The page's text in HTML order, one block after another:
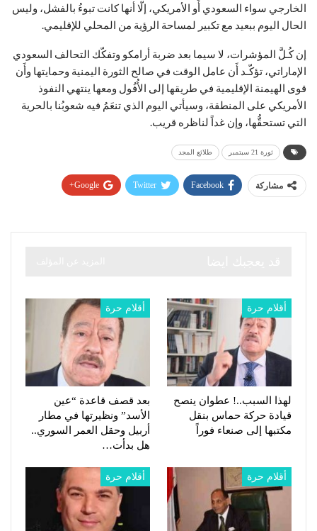
الخارجي سواء السعودي أَو الأمريكي، إلّا أنها كانت تبوءُ بالفشل، وليس
الحال اليوم ببعيد مع تكبير لمساحة الرؤية من المحلي للإقليمي.
إن كُـلَّ المؤشرات، لا سيما بعد ضربة أرامكو وتفكّك التحالف السعودي
الإماراتي، تؤكّـد أَن عامل الوقت في صالح الثورة اليمنية وحمايتها وأَن
قوى الهيمنة الإقليمية في طريقها إلى الأُفُول ومعها ينتهي النفوذ
الأمريكي على المنطقة، وسيأتي اليوم الذي تنعَمُ فيه شعوبُنا بالحرية
التي تستحقُّها، وإن غداً لناظره قريب.
ثورة 21 سبتمبر طلائع المجد
مشاركة Facebook
Twitter
Google+
أقلام حرة
لهذا السبب..! عطوان ينصح
قيادة حركة حماس بنقل
مكتبها إلى صنعاء فوراً
أقلام حرة
بعد قصف قاعدة “عين
الأسد” ونظيرتها في مطار
أربيل وحقل العمر السوري..
هل بدأت…
أقلام حرة أقلام حرة